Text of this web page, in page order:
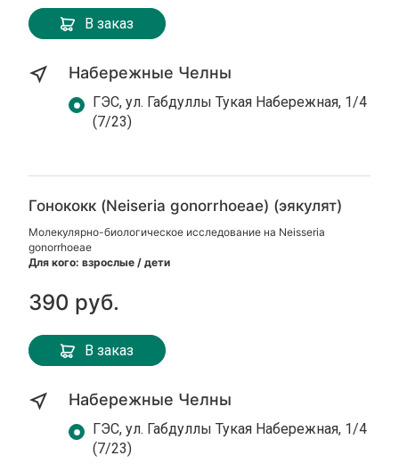
В заказ
Набережные Челны
ГЭС, ул. Габдуллы Тукая Набережная, 1/4
(7/23)
Гонококк (Neiseria gonorrhoeae) (эякулят)
Молекулярно-биологическое исследование на Neisseria
gonorrhoeae
Для кого: взрослые / дети
390 руб.
В заказ
Набережные Челны
ГЭС, ул. Габдуллы Тукая Набережная, 1/4
(7/23)